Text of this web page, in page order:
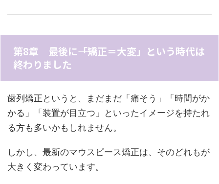
第8章 最後に――「矯正＝大変」という時代は
終わりました
歯列矯正というと、まだまだ「痛そう」「時間がか
かる」「装置が目立つ」といったイメージを持たれ
る方も多いかもしれません。
しかし、最新のマウスピース矯正は、そのどれもが
大きく変わっています。